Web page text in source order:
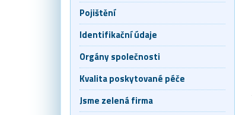
Pojištění
Identifikační údaje
Orgány společnosti
Kvalita poskytované péče
Jsme zelená firma